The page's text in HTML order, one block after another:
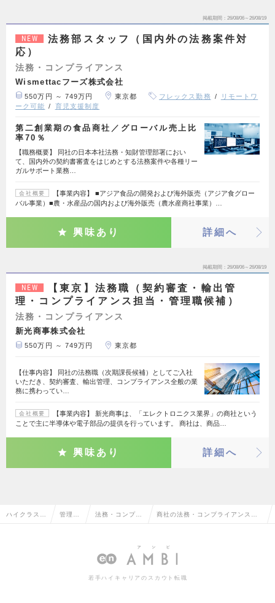
掲載期間 26/08/06～26/08/19
NEW
法務部スタッフ（国内外の法務案件対
応）
法務・コンプライアンス
Wismettacフーズ株式会社
550万円 ～ 749万円 東京都 フレックス勤務
リモートワ
ーク可能
育児支援制度
第二創業期の食品商社／グローバル売上比
率70％
【職務概要】 同社の日本本社法務・知財管理部署におい
て、国内外の契約書審査をはじめとする法務案件や各種リー
ガルサポート業務…
会社概要
【事業内容】 ■アジア食品の開発および海外販売（アジア食グロー
バル事業）■農・水産品の国内および海外販売（農水産商社事業）…
興味あり 詳細へ
掲載期間 26/08/06～26/08/19
NEW
【東京】法務職（契約審査・輸出管
理・コンプライアンス担当・管理職候補）
法務・コンプライアンス
新光商事株式会社
550万円 ～ 749万円 東京都
【仕事内容】 同社の法務職（次期課長候補）としてご入社
いただき、契約審査、輸出管理、コンプライアンス全般の業
務に携わってい…
会社概要
【事業内容】 新光商事は、「エレクトロニクス業界」の商社という
ことで主に半導体や電子部品の提供を行っています。 商社は、商品…
興味あり 詳細へ
ハイクラス求 管理部 法務・コンプラ 商社の法務・コンプライアンスの
若手ハイキャリアのスカウト転職